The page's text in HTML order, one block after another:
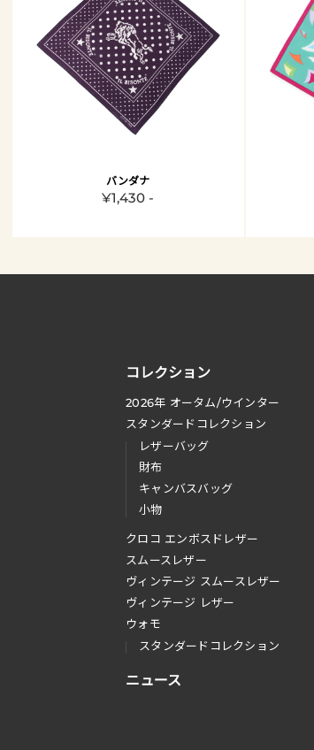
バンダナ
¥1,430 -
コレクション
2026年 オータム/ウインター
スタンダードコレクション
レザーバッグ
財布
キャンバスバッグ
小物
クロコ エンボスドレザー
スムースレザー
ヴィンテージ スムースレザー
ヴィンテージ レザー
ウォモ
スタンダードコレクション
ニュース